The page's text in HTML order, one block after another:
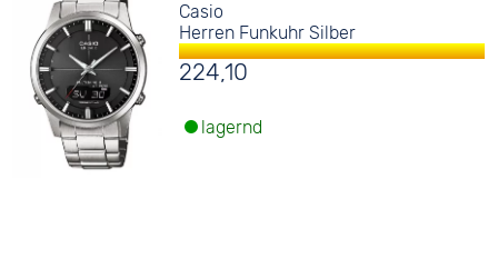
Casio
Herren Funkuhr Silber
224,10
lagernd